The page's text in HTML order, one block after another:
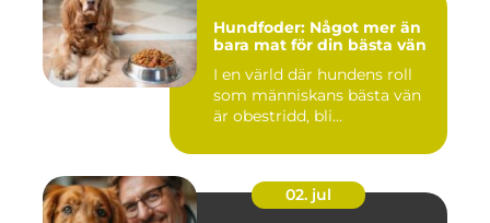
Hundfoder: Något mer än
bara mat för din bästa vän
I en värld där hundens roll
som människans bästa vän
är obestridd, bli...
02. jul